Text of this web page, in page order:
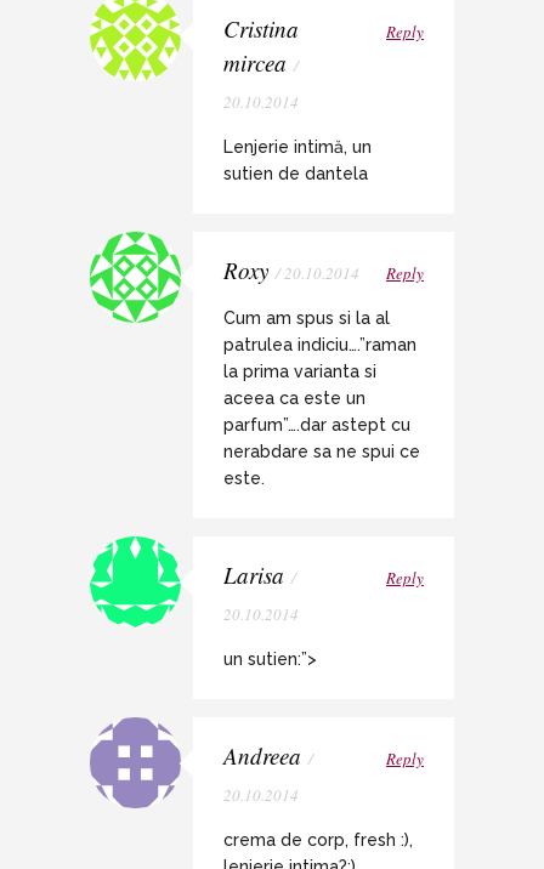
Cristina
mircea /
20.10.2014
Reply
Lenjerie intimă, un
sutien de dantela
Roxy / 20.10.2014 Reply
Cum am spus si la al
patrulea indiciu….”raman
la prima varianta si
aceea ca este un
parfum”….dar astept cu
nerabdare sa ne spui ce
este.
Larisa /
20.10.2014
Reply
un sutien:”>
Andreea /
20.10.2014
Reply
crema de corp, fresh :),